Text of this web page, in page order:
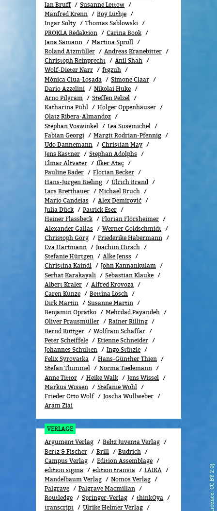
Ian Bruff
Susanne Lettow
Manfred Krenn
Boy Lüthje
Ingar Solty
Thomas Sablowski
PROKLA Redaktion
Carina Book
Jana Sämann
Martina Sproll
Roland Atzmüller
Andreas Kranebitter
Christoph Reinprecht
Anil Shah
Wolf-Dieter Narr
ftgzuh
Mònica Clua-Losada
Simone Claar
Dario Azzelini
Nikolai Huke
Arno Pilgram
Steffen Pelzel
Katharina Pühl
Holger Oppenhäuser
Olatz Ribera-Almandoz
Stephan Voswinkel
Lea Susemichel
Fabian Georgi
Margit Rodrian-Pfennig
Udo Dannemann
Christian May
Jens Kastner
Stephan Adolphs
Elmar Altvater
Ilker Ataç
Pauline Bader
Florian Becker
Hans-Jürgen Bieling
Ulrich Brand
Lars Bretthauer
Michael Bruch
Mario Candeias
Alex Demirović
Julia Dück
Patrick Eser
Heiner Flassbeck
Florian Flörsheimer
Alexander Gallas
Werner Goldschmidt
Christoph Görg
Friederike Habermann
Eva Hartmann
Joachim Hirsch
Stefanie Hürtgen
Alke Jenss
Christina Kaindl
John Kannankulam
Serhat Karakayali
Sebastian Klauke
Albert Kraler
Alfred Krovoza
Caren Kunze
Bettina Lösch
Dirk Martin
Susanne Martin
Benjamin Opratko
Mehrdad Payandeh
Oliver Prausmüller
Rainer Rilling
Bernd Röttger
Wolfram Schaffar
Peter Scheiffele
Etienne Schneider
Johannes Schulten
Ingo Stützle
Felix Syrovatka
Hans-Günther Thien
Stefan Thimmel
Norma Tiedemann
Anne Tittor
Heike Walk
Jens Wissel
Markus Wissen
Stefanie Wöhl
Frieder Otto Wolf
Joscha Wullweber
Aram Ziai
VERLAGE
Argument Verlag
Beltz Juventa Verlag
Bertz & Fischer
Brill
Budrich
Campus Verlag
Edition Assemblage
edition sigma
edition tranvia
LAIKA
Mandelbaum Verlag
Nomos Verlag
Palgrave
Palgrave Macmillan
Routledge
Springer-Verlag
thinkOya
transcript
Ulrike Helmer Verlag